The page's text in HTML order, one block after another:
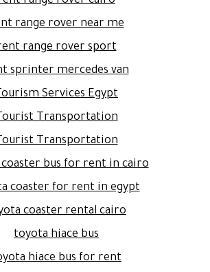
range rover near me
range rover sport
sprinter mercedes van
Services Egypt
Transportation
Transportation
bus for rent in cairo
coaster for rent in egypt
coaster rental cairo
toyota hiace bus
hiace bus for rent